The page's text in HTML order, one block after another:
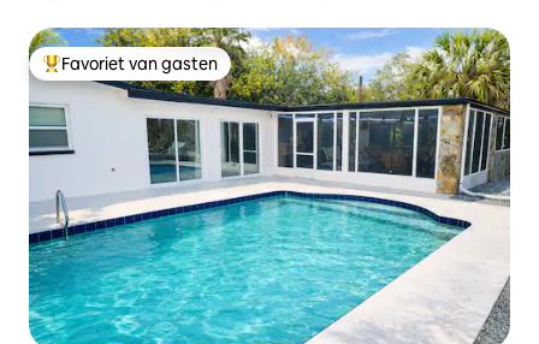
Topfavoriet van gasten
Favoriet van gasten